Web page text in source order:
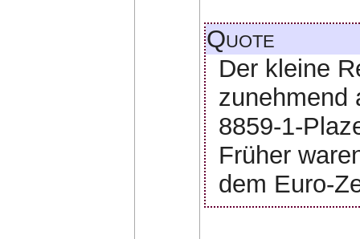
Quote
Der kleine
zunehmend
8859-1-
Früher
dem Euro-